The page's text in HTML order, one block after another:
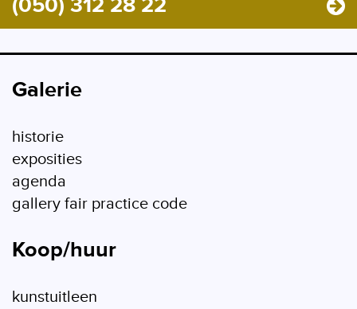
(050) 312 28 22
Galerie
historie
exposities
agenda
gallery fair practice code
Koop/huur
kunstuitleen